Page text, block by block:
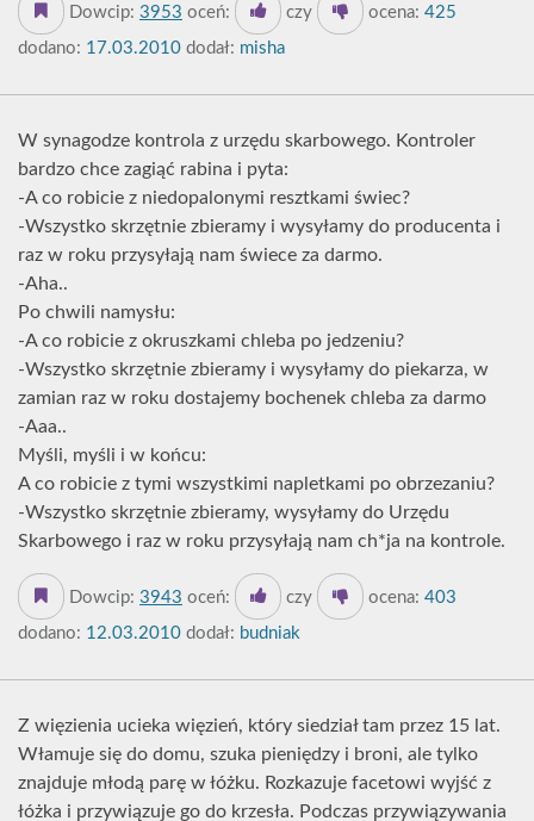
Dowcip: 3953 oceń: czy ocena: 425
dodano: 17.03.2010 dodał: misha
W synagodze kontrola z urzędu skarbowego. Kontroler
bardzo chce zagiąć rabina i pyta:
-A co robicie z niedopalonymi resztkami świec?
-Wszystko skrzętnie zbieramy i wysyłamy do producenta i
raz w roku przysyłają nam świece za darmo.
-Aha..
Po chwili namysłu:
-A co robicie z okruszkami chleba po jedzeniu?
-Wszystko skrzętnie zbieramy i wysyłamy do piekarza, w
zamian raz w roku dostajemy bochenek chleba za darmo
-Aaa..
Myśli, myśli i w końcu:
A co robicie z tymi wszystkimi napletkami po obrzezaniu?
-Wszystko skrzętnie zbieramy, wysyłamy do Urzędu
Skarbowego i raz w roku przysyłają nam ch*ja na kontrole.
Dowcip: 3943 oceń: czy ocena: 403
dodano: 12.03.2010 dodał: budniak
Z więzienia ucieka więzień, który siedział tam przez 15 lat.
Włamuje się do domu, szuka pieniędzy i broni, ale tylko
znajduje młodą parę w łóżku. Rozkazuje facetowi wyjść z
łóżka i przywiązuje go do krzesła. Podczas przywiązywania